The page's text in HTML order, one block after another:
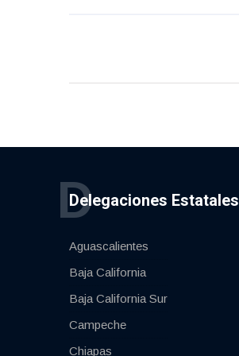
Delegaciones Estatales
D
Aguascalientes
Baja California
Baja California Sur
Campeche
Chiapas